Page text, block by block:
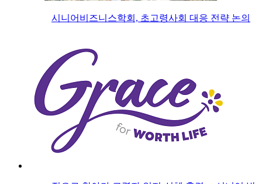
시니어비즈니스학회, 초고령사회 대응 전략 논의